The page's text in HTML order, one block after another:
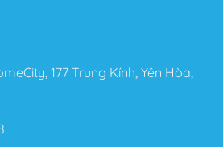
177 Trung Kính, Yên Hòa,